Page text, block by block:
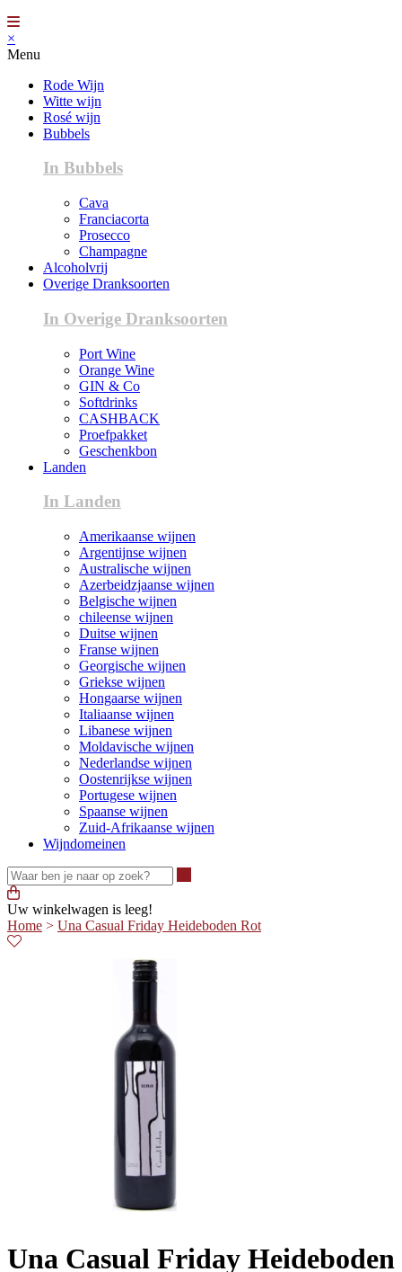
×
Menu
Rode Wijn
Witte wijn
Rosé wijn
Bubbels
In Bubbels
Cava
Franciacorta
Prosecco
Champagne
Alcoholvrij
Overige Dranksoorten
In Overige Dranksoorten
Port Wine
Orange Wine
GIN & Co
Softdrinks
CASHBACK
Proefpakket
Geschenkbon
Landen
In Landen
Amerikaanse wijnen
Argentijnse wijnen
Australische wijnen
Azerbeidzjaanse wijnen
Belgische wijnen
chileense wijnen
Duitse wijnen
Franse wijnen
Georgische wijnen
Griekse wijnen
Hongaarse wijnen
Italiaanse wijnen
Libanese wijnen
Moldavische wijnen
Nederlandse wijnen
Oostenrijkse wijnen
Portugese wijnen
Spaanse wijnen
Zuid-Afrikaanse wijnen
Wijndomeinen
Uw winkelwagen is leeg!
Home > Una Casual Friday Heideboden Rot
Una Casual Friday Heideboden